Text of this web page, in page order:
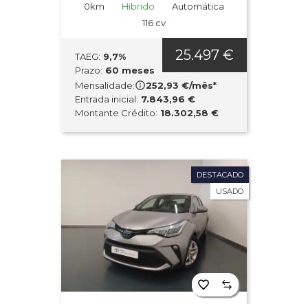
0km Hibrido
Automática
116 cv
TAEG: 9,7%
Prazo: 60 meses
Mensalidade:
252,93 €/mês*
Entrada inicial: 7.843,96 €
Montante Crédito: 18.302,58 €
25.497 €
DESTACADO
USADO